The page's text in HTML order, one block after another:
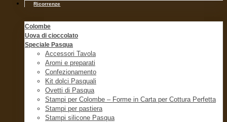
Ricorrenze
Colombe
Uova di cioccolato
Speciale Pasqua
Accessori Tavola
Aromi e preparati
Confezionamento
Kit dolci Pasquali
Ovetti di Pasqua
Stampi per Colombe – Forme in Carta per Cottura Perfetta
Stampi per pastiera
Stampi silicone Pasqua